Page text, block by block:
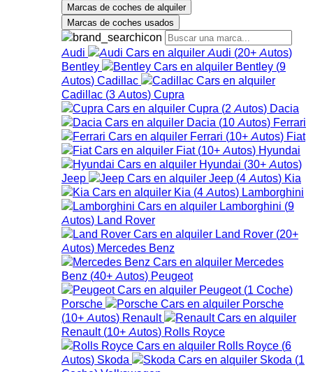
Marcas de coches de alquiler
Marcas de coches usados
Audi Audi (20+ Autos)
Bentley
Bentley (9
Autos) Cadillac
Cadillac (3 Autos) Cupra
Cupra (2 Autos) Dacia
Dacia (10 Autos) Ferrari
Ferrari (10+ Autos) Fiat
Fiat (10+ Autos) Hyundai
Hyundai (30+ Autos)
Jeep
Jeep (4 Autos) Kia
Kia (4 Autos) Lamborghini
Lamborghini (9
Autos) Land Rover
Land Rover (20+
Autos) Mercedes Benz
Mercedes
Benz (40+ Autos) Peugeot
Peugeot (1 Coche)
Porsche
Porsche
(10+ Autos) Renault
Renault (10+ Autos) Rolls Royce
Rolls Royce (6
Autos) Skoda Skoda (1